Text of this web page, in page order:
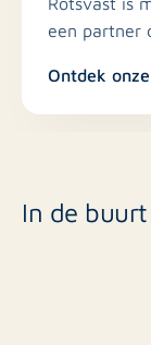
een partner
Ontdek
In de buurt